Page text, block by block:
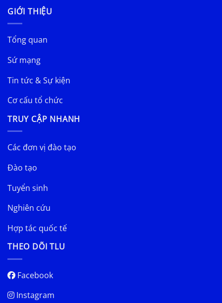
GIỚI THIỆU
Tổng quan
Sứ mạng
Tin tức & Sự kiện
Cơ cấu tổ chức
TRUY CẬP NHANH
Các đơn vị đào tạo
Đào tạo
Tuyển sinh
Nghiên cứu
Hợp tác quốc tế
THEO DÕI TLU
Facebook
Instagram